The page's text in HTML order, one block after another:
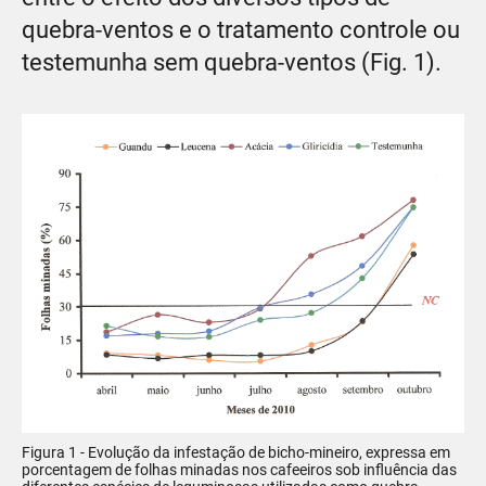
quebra-ventos e o tratamento controle ou
testemunha sem quebra-ventos (Fig. 1).
Figura 1 - Evolução da infestação de bicho-mineiro, expressa em
porcentagem de folhas minadas nos cafeeiros sob influência das